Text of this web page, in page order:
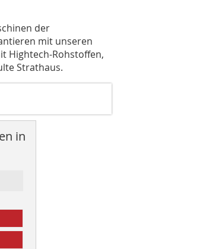
der
mit unseren
Hightech-Rohstoffen,
Strathaus.
in